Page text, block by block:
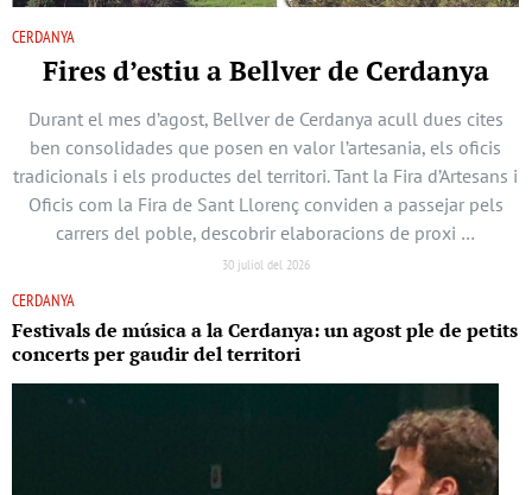
CERDANYA
Fires d’estiu a Bellver de Cerdanya
Durant el mes d’agost, Bellver de Cerdanya acull dues cites
ben consolidades que posen en valor l’artesania, els oficis
tradicionals i els productes del territori. Tant la Fira d’Artesans i
Oficis com la Fira de Sant Llorenç conviden a passejar pels
carrers del poble, descobrir elaboracions de proxi …
30 juliol del 2026
CERDANYA
Festivals de música a la Cerdanya: un agost ple de petits
concerts per gaudir del territori